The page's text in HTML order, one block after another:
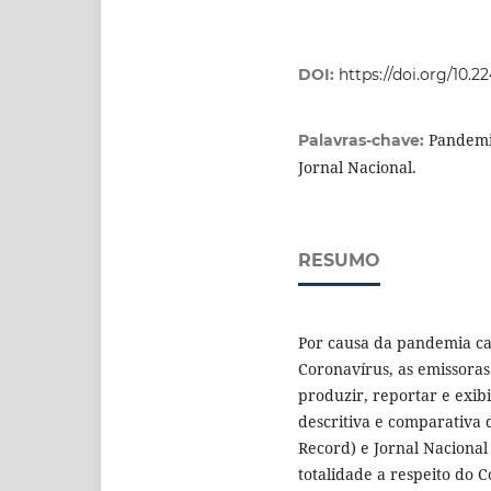
DOI: https://doi.org/
Palavras-chave:
Jornal Nacional.
RESUMO
Por causa da pandemia
Coronavírus, as
produzir, reportar e
descritiva e comparativa
Record) e Jornal
totalidade a respeito do